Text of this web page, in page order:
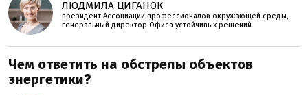
ЛЮДМИЛА ЦИГАНОК
президент Ассоциации профессионалов окружающей среды,
генеральный директор Офиса устойчивых решений
Чем ответить на обстрелы объектов
энергетики?